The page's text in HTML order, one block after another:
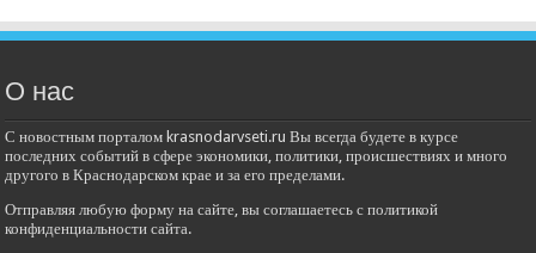
О нас
С новостным порталом krasnodarvseti.ru Вы всегда будете в курсе
последних событий в сфере экономики, политики, происшествиях и много
другого в Краснодарском крае и за его пределами.
Отправляя любую форму на сайте, вы соглашаетесь с политикой
конфиденциальности сайта.